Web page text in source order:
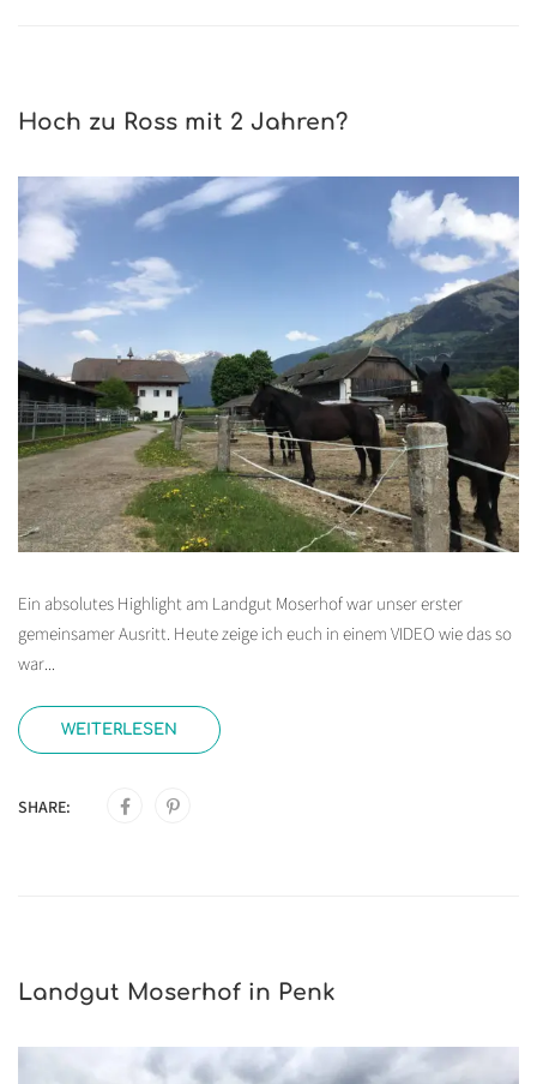
Hoch zu Ross mit 2 Jahren?
Ein absolutes Highlight am Landgut Moserhof war unser erster
gemeinsamer Ausritt. Heute zeige ich euch in einem VIDEO wie das so
war...
WEITERLESEN
SHARE:
Landgut Moserhof in Penk